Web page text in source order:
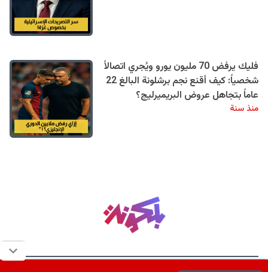
فليك يرفض 70 مليون يورو ويُجري اتصالاً
شخصياً: كيف أقنع نجم برشلونة البالغ 22
عاماً بتجاهل عروض البريميرليج؟
منذ سنة